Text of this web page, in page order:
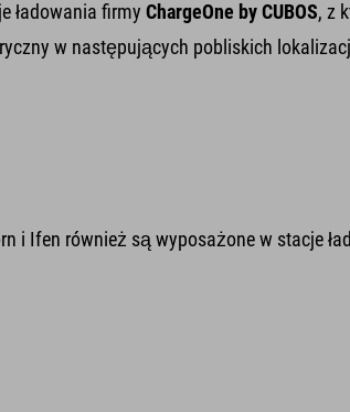
ładowania firmyChargeOne by CUBOS, z
w następujących pobliskich
i Ifen również są wyposażone w stacje